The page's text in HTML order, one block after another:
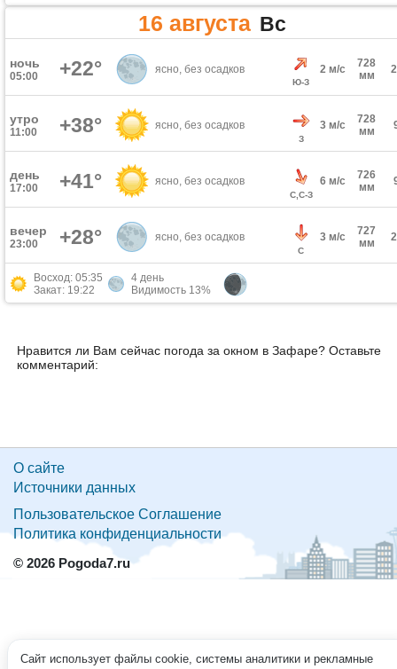
16 августа Вс
ночь
05:00 +22° ясно, без осадков
Ю-З
2 м/с
728
мм
утро
11:00 +38° ясно, без осадков
З
3 м/с
728
мм
день
17:00 +41° ясно, без осадков
С,С-З
6 м/с
726
мм
вечер
23:00 +28° ясно, без осадков
С
3 м/с
727
мм
Восход: 05:35
Закат: 19:22
4 день
Видимость 13%
Нравится ли Вам сейчас погода за окном в Зафаре? Оставьте
комментарий:
О сайте
Источники данных
Пользовательское Соглашение
Политика конфиденциальности
© 2026 Pogoda7.ru
Сайт использует файлы cookie, системы аналитики и рекламные